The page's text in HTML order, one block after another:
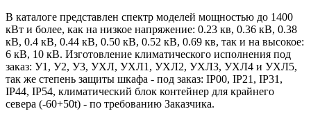
В каталоге представлен спектр моделей мощностью до 1400
кВт и более, как на низкое напряжение: 0.23 кв, 0.36 кВ, 0.38
кВ, 0.4 кВ, 0.44 кВ, 0.50 кВ, 0.52 кВ, 0.69 кв, так и на высокое:
6 кВ, 10 кВ. Изготовление климатического исполнения под
заказ: У1, У2, У3, УХЛ, УХЛ1, УХЛ2, УХЛ3, УХЛ4 и УХЛ5,
так же степень защиты шкафа - под заказ: IP00, IP21, IP31,
IP44, IP54, климатический блок контейнер для крайнего
севера (-60+50t) - по требованию Заказчика.